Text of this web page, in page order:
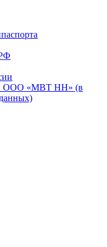
ООО «МВТ НН» (в